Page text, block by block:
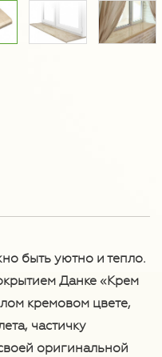
быть уютно и тепло.
Данке «Крем
кремовом цвете,
частичку
оригинальной